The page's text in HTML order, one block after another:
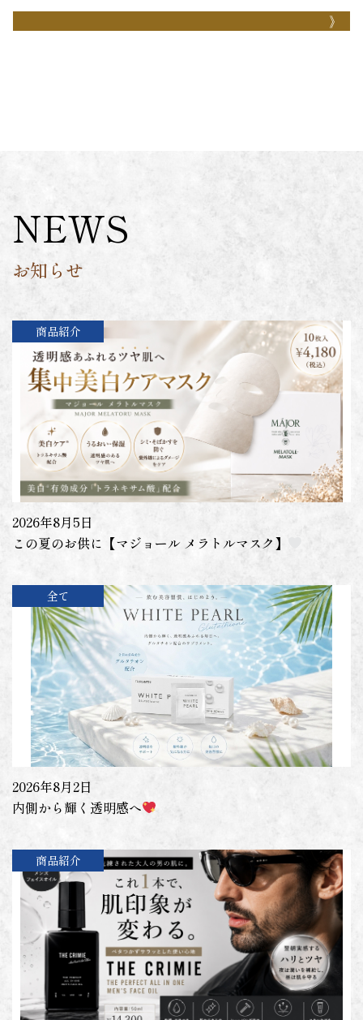
NEWS
お知らせ
商品紹介
2026年8月5日
この夏のお供に【マジョール メラトルマスク】
全て
2026年8月2日
内側から輝く透明感へ
商品紹介